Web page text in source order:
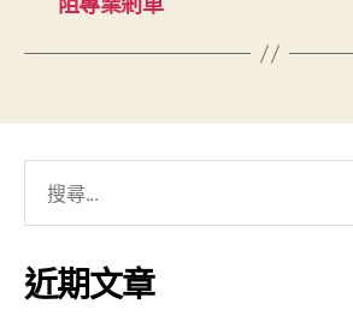
關
鍵
字:
近期文章